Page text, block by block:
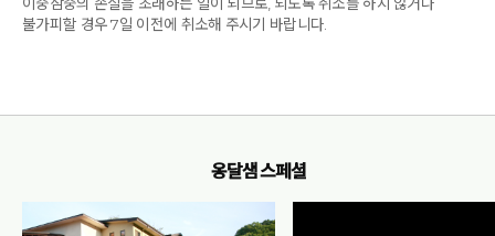
불가피할 경우 7일 이전에 취소해 주시기 바랍니다.
옹달샘 스페셜